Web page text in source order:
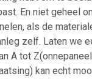
En niet geheel
als de
zelf. Laten we
A tot
kan echt